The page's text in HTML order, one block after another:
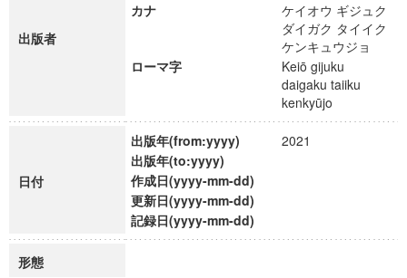
出版者
カナ
ケイオウ ギジュク
ダイガク タイイク
ケンキュウジョ
ローマ字
Keiō gijuku
daigaku taiiku
kenkyūjo
日付
出版年(from:yyyy)
2021
出版年(to:yyyy)
作成日(yyyy-mm-dd)
更新日(yyyy-mm-dd)
記録日(yyyy-mm-dd)
形態